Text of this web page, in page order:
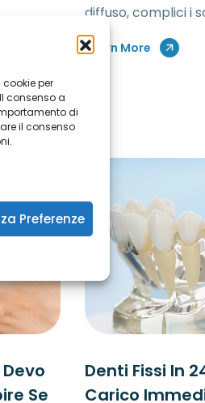
cookie per
consenso a
di
il consenso
Preferenze
diffuso, complici i
Learn More
Se
Denti Fissi In
Carico